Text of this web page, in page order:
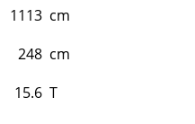
1113 cm
248 cm
15.6 T